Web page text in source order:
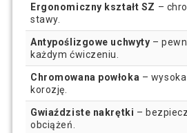
Ergonomiczny kształt SZ –
stawy.
Antypoślizgowe uchwyty –
każdym ćwiczeniu.
Chromowana powłoka –
korozję.
Gwiaździste nakrętki –
obciążeń.